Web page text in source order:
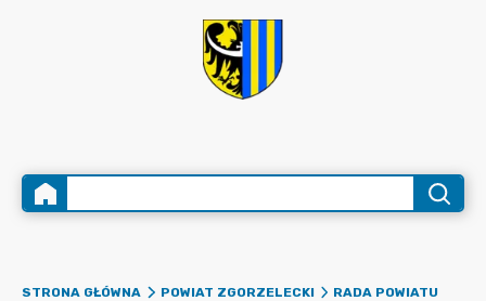
STRONA GŁÓWNA POWIAT ZGORZELECKI
RADA POWIATU